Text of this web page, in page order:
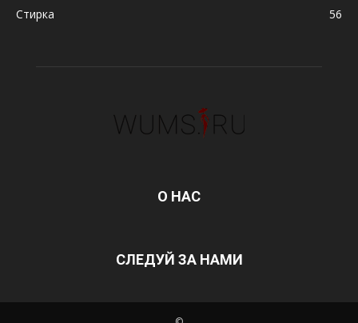
Стирка
56
О НАС
СЛЕДУЙ ЗА НАМИ